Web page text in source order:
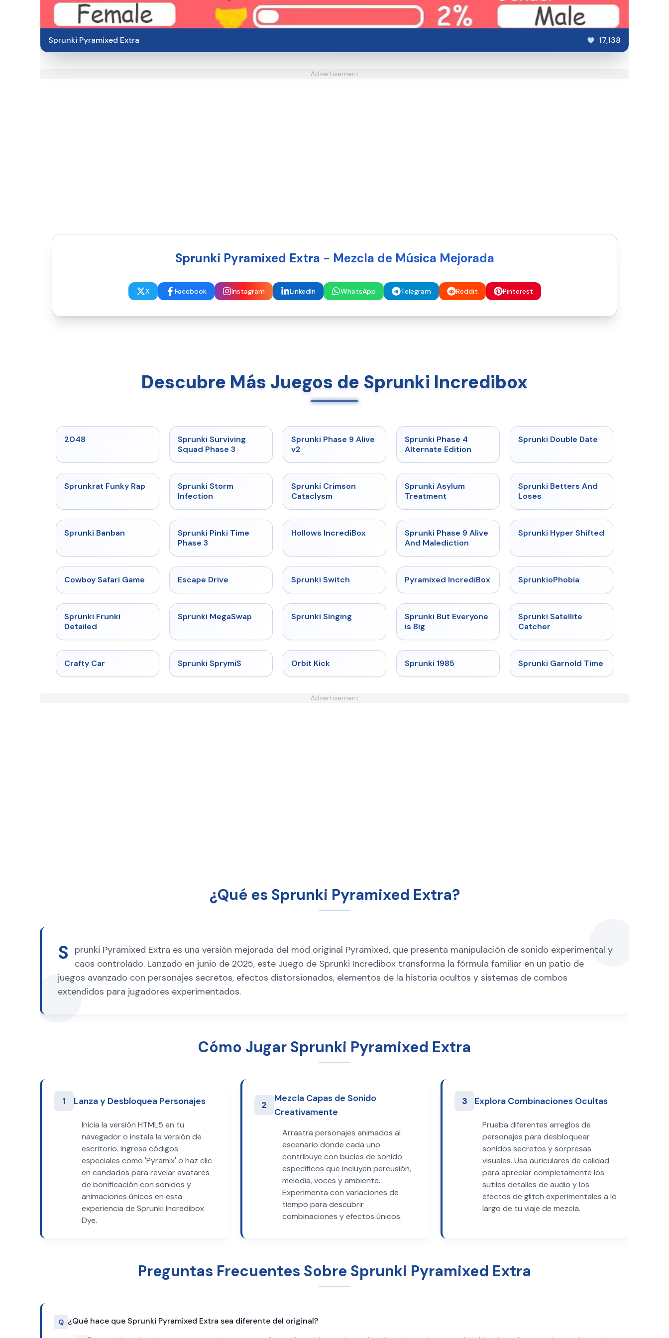
Sprunki Pyramixed Extra 17,138
Advertisement
Sprunki Pyramixed Extra - Mezcla de Música Mejorada
X Facebook Instagram LinkedIn WhatsApp Telegram Reddit Pinterest
Descubre Más Juegos de Sprunki Incredibox
2048 ★
Sprunki Surviving
Squad Phase 3
★ 4.6
Sprunki Phase 9 Alive
v2
Sprunki Phase 4
Alternate Edition
★ 4.5
Sprunki Double Date
★ 4.7
Sprunkrat Funky Rap
Sprunki Storm
Infection
Sprunki Crimson
Cataclysm
Sprunki Asylum
Treatment
★ 4.6
Sprunki Betters And
Loses
Sprunki Banban ★
Sprunki Pinki Time
Phase 3
★ 4.3
Hollows IncrediBox ★ 4.4
Sprunki Phase 9 Alive
And Malediction
★ 4.5
Sprunki Hyper Shifted
★
Cowboy Safari Game Escape Drive Sprunki Switch ★ 4.6
Pyramixed IncrediBox SprunkioPhobia
Sprunki Frunki
Detailed
★ 4.5
Sprunki MegaSwap Sprunki Singing ★ 4.5
Sprunki But Everyone
is Big
Sprunki Satellite
Catcher
Crafty Car Sprunki SprymiS Orbit Kick Sprunki 1985 ★ 4.6
Sprunki Garnold Time
Advertisement
¿Qué es Sprunki Pyramixed Extra?
S
prunki Pyramixed Extra es una versión mejorada del mod original Pyramixed, que presenta manipulación de sonido experimental y
caos controlado. Lanzado en junio de 2025, este Juego de Sprunki Incredibox transforma la fórmula familiar en un patio de
juegos avanzado con personajes secretos, efectos distorsionados, elementos de la historia ocultos y sistemas de combos
extendidos para jugadores experimentados.
Cómo Jugar Sprunki Pyramixed Extra
1 Lanza y Desbloquea Personajes
Inicia la versión HTML5 en tu
navegador o instala la versión de
escritorio. Ingresa códigos
especiales como 'Pyramix' o haz clic
en candados para revelar avatares
de bonificación con sonidos y
animaciones únicos en esta
experiencia de Sprunki Incredibox
Dye.
2
Mezcla Capas de Sonido
Creativamente
Arrastra personajes animados al
escenario donde cada uno
contribuye con bucles de sonido
específicos que incluyen percusión,
melodía, voces y ambiente.
Experimenta con variaciones de
tiempo para descubrir
combinaciones y efectos únicos.
3 Explora Combinaciones Ocultas
Prueba diferentes arreglos de
personajes para desbloquear
sonidos secretos y sorpresas
visuales. Usa auriculares de calidad
para apreciar completamente los
sutiles detalles de audio y los
efectos de glitch experimentales a lo
largo de tu viaje de mezcla.
Preguntas Frecuentes Sobre Sprunki Pyramixed Extra
Q ¿Qué hace que Sprunki Pyramixed Extra sea diferente del original?